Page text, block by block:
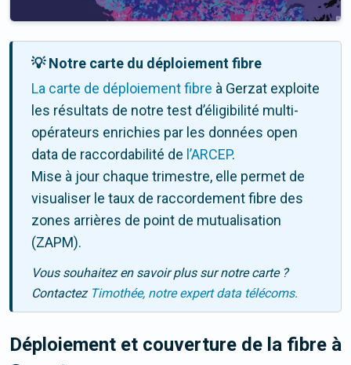
💡 Notre carte du déploiement fibre
La carte de déploiement fibre à Gerzat exploite
les résultats de notre test d’éligibilité multi-
opérateurs enrichies par les données open
data de raccordabilité de l’ARCEP.
Mise à jour chaque trimestre, elle permet de
visualiser le taux de raccordement fibre des
zones arrières de point de mutualisation
(ZAPM).
Vous souhaitez en savoir plus sur notre carte ?
Contactez Timothée, notre expert data télécoms.
Déploiement et couverture de la fibre à